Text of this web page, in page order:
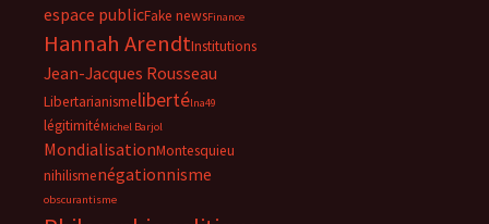
espace publicFake newsFinance
Hannah ArendtInstitutions
Jean-Jacques Rousseau
Libertarianismelibertélna49
légitimitéMichel Barjol
MondialisationMontesquieu
nihilismenégationnisme
obscurantisme